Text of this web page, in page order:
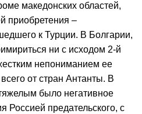
македонских областей,
приобретения –
к Турции. В Болгарии,
ни с исходом 2‑й
непониманием ее
от стран Антанты. В
было негативное
Россией предательского, с